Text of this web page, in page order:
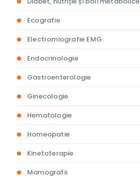
Ecografie
Electromiografie EMG
Endocrinologie
Gastroenterologie
Ginecologie
Hematologie
Homeopatie
Kinetoterapie
Mamografii